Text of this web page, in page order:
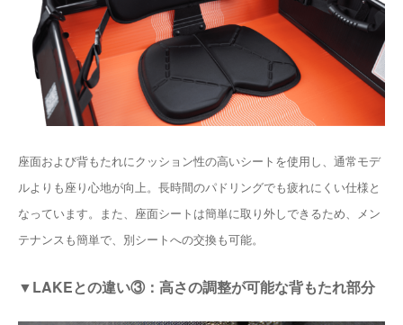
座面および背もたれにクッション性の高いシートを使用し、通常モデ
ルよりも座り心地が向上。長時間のパドリングでも疲れにくい仕様と
なっています。また、座面シートは簡単に取り外しできるため、メン
テナンスも簡単で、別シートへの交換も可能。
▼LAKEとの違い③：高さの調整が可能な背もたれ部分